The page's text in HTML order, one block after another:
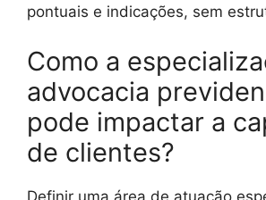
pontuais e indicações, sem
Como a
advocacia
pode impactar a
de clientes?
Definir uma área de atuação